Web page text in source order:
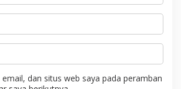
dan situs web saya pada peramban